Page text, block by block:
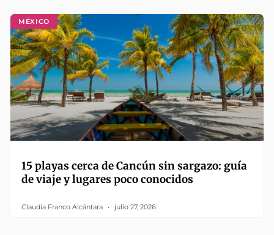
MÉXICO
15 playas cerca de Cancún sin sargazo: guía
de viaje y lugares poco conocidos
Claudia Franco Alcántara julio 27, 2026